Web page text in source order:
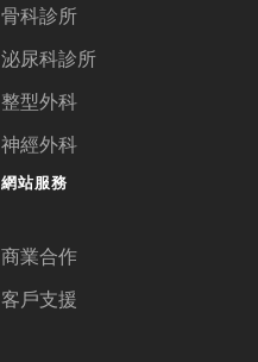
骨科診所
泌尿科診所
整型外科
神經外科
網站服務
商業合作
客戶支援